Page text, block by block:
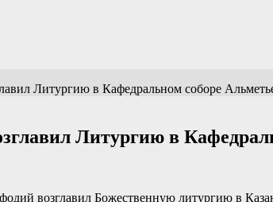
Литургию в Кафедральном соборе
Литургию в
возглавил Божественную литургию в